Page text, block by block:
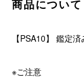
商品について
【PSA10】 鑑定
※ご注意